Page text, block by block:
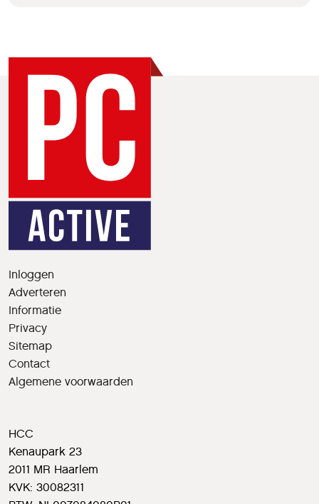
Inloggen
Adverteren
Informatie
Privacy
Sitemap
Contact
Algemene voorwaarden
HCC
Kenaupark 23
2011 MR Haarlem
KVK: 30082311